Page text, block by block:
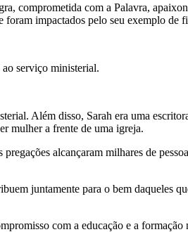
comprometida com a Palavra,
impactados pelo seu exemplo
serviço ministerial.
Além disso, Sarah era uma
mulher a frente de uma igreja.
alcançaram milhares de
juntamente para o bem daqueles
com a educação e a formação